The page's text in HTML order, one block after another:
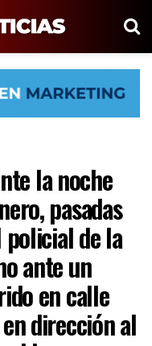
la noche
pasadas
policial de la
ante un
en calle
dirección al